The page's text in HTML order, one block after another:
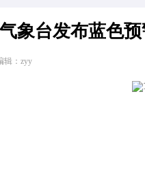
象台发布蓝色
辑：zyy